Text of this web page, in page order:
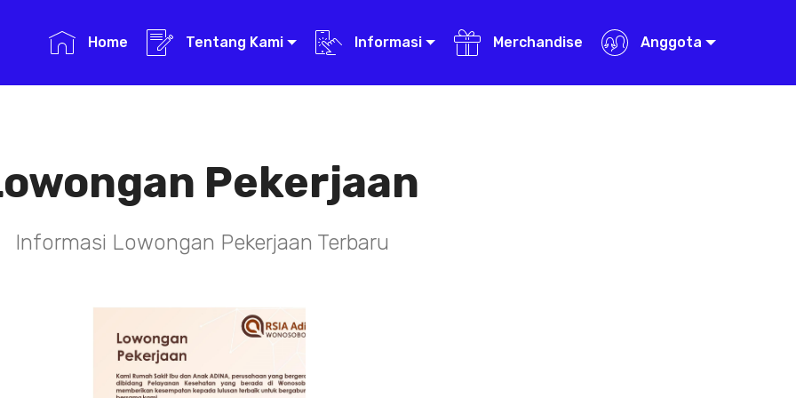
Home Tentang Kami Informasi Merchandise Anggota
Pekerjaan
Informasi Lowongan Pekerjaan Terbaru
TENAGA TEKNIS
KEFARMASIAN